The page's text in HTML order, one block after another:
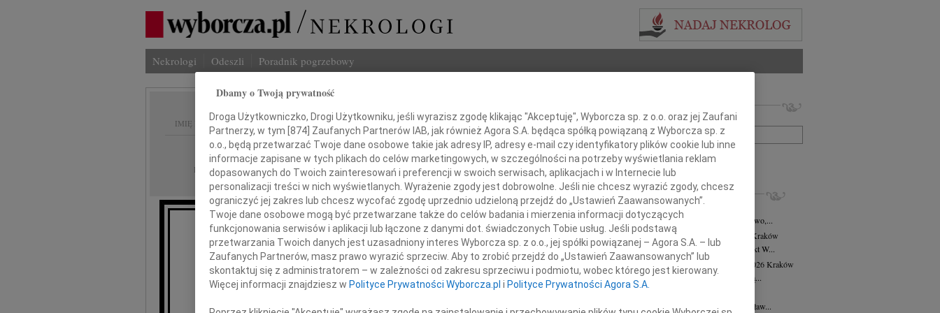
Nekrologi Odeszli Poradnik pogrzebowy
IMIĘ I NAZWISKO:
REGION: Kraków
DATA EMISJI: 15.01.2019
Dnia 10 stycznia 2019 roku
odszedł
Imię i nazwisko lub numer ogłoszenia:
+ szukanie zaawansowane
INNE NEKROLOGI
03.08.2026Kraków
Dla Basi Domek, Dora i Klaudiusz, Eliza, Gwo,...
Magdalena Płonka-Kalkowska
Kraków
Magdalena Płonka-Kalkowska Kuka architekt W...
Barbara Tworzewska-Mikołajewicz
02.07.2026 Kraków
Z głębokim żalem żegnamy naszą wieloletnią...
Stanisław Król
23 czerwca 2026 roku odszedł Mistrz Stanisław...
Dbamy o Twoją prywatność
Droga Użytkowniczko, Drogi Użytkowniku, jeśli wyrazisz zgodę klikając "Akceptuję", Wyborcza sp. z o.o. oraz jej Zaufani
Partnerzy, w tym [874] Zaufanych Partnerów IAB, jak również Agora S.A. będąca spółką powiązaną z Wyborcza sp. z
o.o., będą przetwarzać Twoje dane osobowe takie jak adresy IP, adresy e-mail czy identyfikatory plików cookie lub inne
informacje zapisane w tych plikach do celów marketingowych, w szczególności na potrzeby wyświetlania reklam
dopasowanych do Twoich zainteresowań i preferencji w swoich serwisach, aplikacjach i w Internecie lub
personalizacji treści w nich wyświetlanych. Wyrażenie zgody jest dobrowolne. Jeśli nie chcesz wyrazić zgody, chcesz
ograniczyć jej zakres lub chcesz wycofać zgodę uprzednio udzieloną przejdź do „Ustawień Zaawansowanych”.
Twoje dane osobowe mogą być przetwarzane także do celów badania i mierzenia informacji dotyczących
funkcjonowania serwisów i aplikacji lub łączone z danymi dot. świadczonych Tobie usług. Jeśli podstawą
przetwarzania Twoich danych jest uzasadniony interes Wyborcza sp. z o.o., jej spółki powiązanej – Agora S.A. – lub
Zaufanych Partnerów, masz prawo wyrazić sprzeciw. Aby to zrobić przejdź do „Ustawień Zaawansowanych” lub
skontaktuj się z administratorem – w zależności od zakresu sprzeciwu i podmiotu, wobec którego jest kierowany.
Więcej informacji znajdziesz w Polityce Prywatności Wyborcza.pl i Polityce Prywatności Agora S.A.